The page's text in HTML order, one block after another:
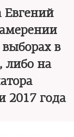
Евгений
в
либо на
2017 года